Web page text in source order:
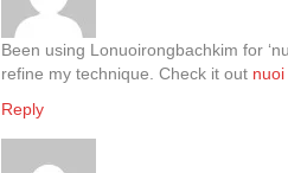
Been using Lonuoirongbachkim for
refine my technique. Check it out
Reply